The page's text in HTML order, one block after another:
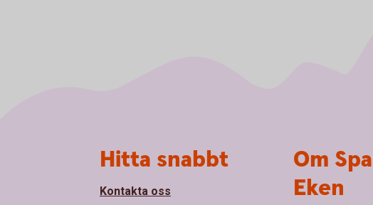
Hitta snabbt
Kontakta oss
Om
Eken